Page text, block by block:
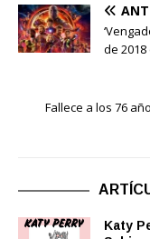
de
Fallece a los 76
Katy